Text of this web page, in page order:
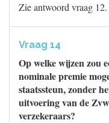
Zie antwoord vraag 12.
Vraag 14
Op welke wijzen zou
nominale premie
staatssteun, zonder
uitvoering van de
verzekeraars?